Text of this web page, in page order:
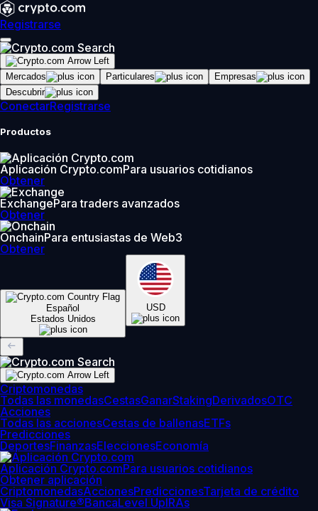
Registrarse
Mercados Particulares
Empresas
Descubrir
ConectarRegistrarse
Productos
Aplicación Crypto.comPara usuarios cotidianos
Obtener
ExchangePara traders avanzados
Obtener
OnchainPara entusiastas de Web3
Obtener
Español
Estados Unidos
USD
Criptomonedas
Todas las monedasCestasGanarStakingDerivadosOTC
Acciones
Todas las accionesCestas de ballenasETFs
Predicciones
DeportesFinanzasEleccionesEconomía
Aplicación Crypto.comPara usuarios cotidianos
Obtener aplicación
CriptomonedasAccionesPrediccionesTarjeta de crédito
Visa Signature®BancaLevel UpIRAs